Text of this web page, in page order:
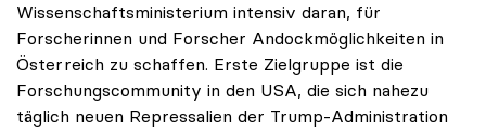
Wissenschaftsministerium intensiv daran, für
Forscherinnen und Forscher Andockmöglichkeiten in
Österreich zu schaffen. Erste Zielgruppe ist die
Forschungscommunity in den USA, die sich nahezu
täglich neuen Repressalien der Trump-Administration